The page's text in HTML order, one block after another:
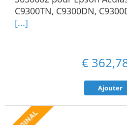
C9300TN, C9300DN,
[...]
€
Ajouter